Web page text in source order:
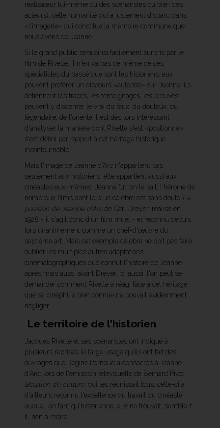
réalisateur lui-même ou des scénaristes ou bien des
acteurs), cette humanité qui a justement disparu dans
«l'imagerie» qui constitue la mémoire commune que
nous avons de Jeanne.
Si le grand public sera ainsi facilement surpris par le
film de Rivette, il n'en va pas de même de ces
spécialistes du passé que sont les historiens: eux
peuvent proférer un discours «autorisé» sur Jeanne, ils
détiennent les traces, les témoignages, les preuves,
peuvent y discerner le vrai du faux, du douteux, du
légendaire, de l'orienté Il est dès lors intéressant
d'analyser la manière dont Rivette s'est «positionné»,
s'est défini par rapport à cet héritage historique
incontournable.
Mais l'image de Jeanne d'Arc n'appartient pas
seulement aux historiens, elle appartient aussi aux
cinéastes eux-mêmes: Jeanne fut, on le sait, l'héroïne de
nombreux films dont le plus célèbre est sans doute La
passion de Jeanne d'Arc de Carl Dreyer, réalisé en
1928 - il s'agit donc d'un film muet - et reconnu depuis
lors unanimement comme un chef-d'oeuvre du
septième art. Mais cet exemple célèbre ne doit pas faire
oublier les multiples autres adaptations
cinématographiques que connut l'histoire de Jeanne
après mais aussi avant Dreyer. Ici aussi, l'on peut se
demander comment Rivette a réagi face à cet héritage
que sa cinéphilie bien connue ne pouvait évidemment
négliger.
Le territoire de l'historien
Jacques Rivette et ses scénaristes ont indiqué à
plusieurs reprises le large usage qu'ils ont fait des
ouvrages que Régine Pernoud a consacrés à Jeanne
d'Arc: lors de l'émission télévisuelle de Bernard Pivot,
Bouillon de culture, qui les réunissait tous, celle-ci a
d'ailleurs reconnu l'excellence du travail du cinéaste
auquel, en tant qu'historienne, elle ne trouvait, semble-t-
il, rien à redire.